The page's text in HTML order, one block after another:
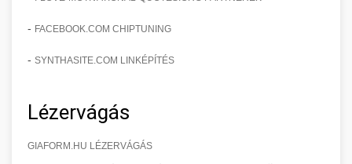
- FACEBOOK.COM CHIPTUNING
- SYNTHASITE.COM LINKÉPÍTÉS
Lézervágás
GIAFORM.HU LÉZERVÁGÁS